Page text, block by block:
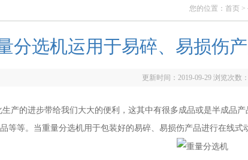
您的位置： 首页 >
分选机运用于易碎、易损伤
更新时间：2019-09-29 浏览次数：
的进步带给我们大大的便利，这其中有很多成品或是半成品产
等等。当重量分选机用于包装好的易碎、易损伤产品进行在线式